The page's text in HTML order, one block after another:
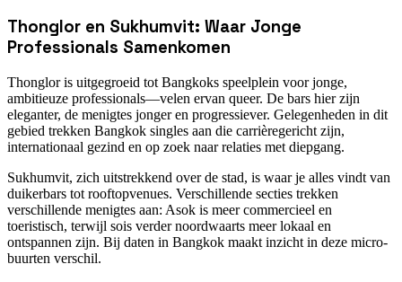
Thonglor en Sukhumvit: Waar Jonge
Professionals Samenkomen
Thonglor is uitgegroeid tot Bangkoks speelplein voor jonge,
ambitieuze professionals—velen ervan queer. De bars hier zijn
eleganter, de menigtes jonger en progressiever. Gelegenheden in dit
gebied trekken Bangkok singles aan die carrièregericht zijn,
internationaal gezind en op zoek naar relaties met diepgang.
Sukhumvit, zich uitstrekkend over de stad, is waar je alles vindt van
duikerbars tot rooftopvenues. Verschillende secties trekken
verschillende menigtes aan: Asok is meer commercieel en
toeristisch, terwijl sois verder noordwaarts meer lokaal en
ontspannen zijn. Bij daten in Bangkok maakt inzicht in deze micro-
buurten verschil.